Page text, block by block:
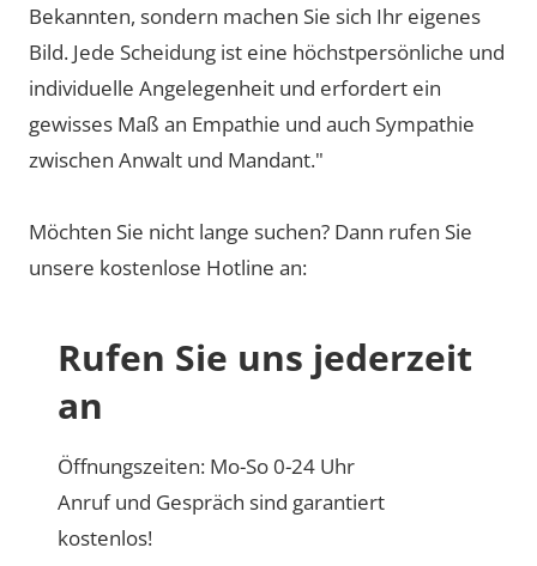
Bekannten, sondern machen Sie sich Ihr eigenes
Bild. Jede Scheidung ist eine höchstpersönliche und
individuelle Angelegenheit und erfordert ein
gewisses Maß an Empathie und auch Sympathie
zwischen Anwalt und Mandant."
Möchten Sie nicht lange suchen? Dann rufen Sie
unsere kostenlose Hotline an:
Rufen Sie uns jederzeit
an
Öffnungszeiten: Mo-So 0-24 Uhr
Anruf und Gespräch sind garantiert
kostenlos!